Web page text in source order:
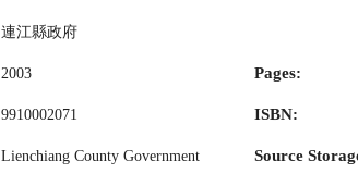
連江縣政府
2003 Pages:
9910002071 ISBN:
Lienchiang County Government Source